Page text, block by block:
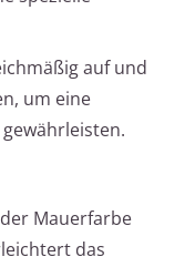
auf und
um eine
Mauerfarbe
das